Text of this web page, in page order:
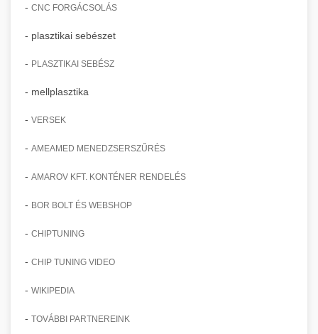
- CNC FORGÁCSOLÁS
- plasztikai sebészet
- PLASZTIKAI SEBÉSZ
- mellplasztika
- VERSEK
- AMEAMED MENEDZSERSZŰRÉS
- AMAROV KFT. KONTÉNER RENDELÉS
- BOR BOLT ÉS WEBSHOP
- CHIPTUNING
- CHIP TUNING VIDEO
- WIKIPEDIA
- TOVÁBBI PARTNEREINK